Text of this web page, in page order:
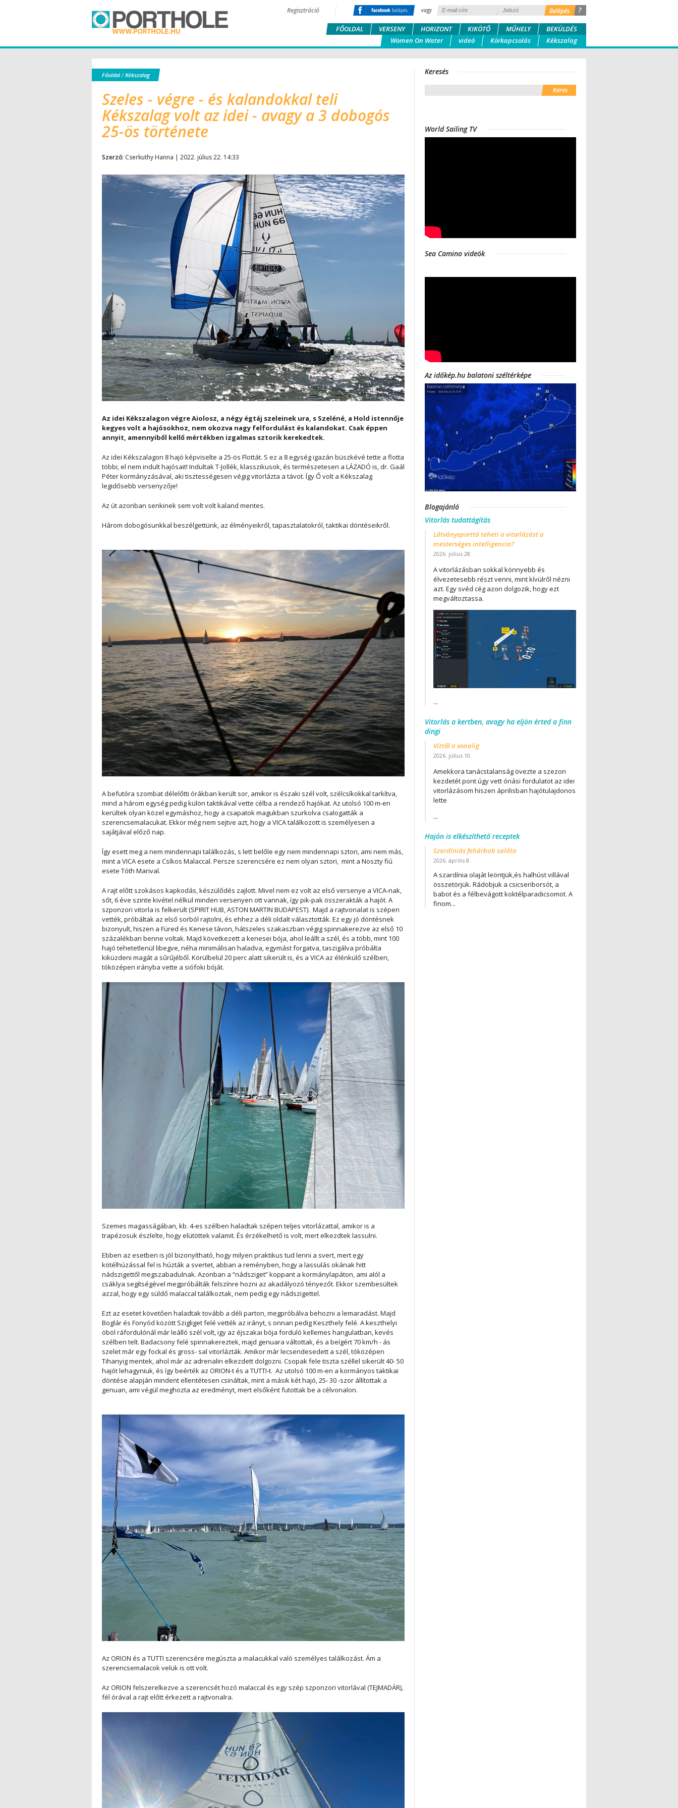
?
vagy
Regisztráció
FŐOLDAL VERSENY HORIZONT KIKÖTŐ MŰHELY
BEKÜLDÉS
Women On Water
videó Körkapcsolás Kékszalag
Főoldal/Kékszalag
Szeles - végre - és kalandokkal teli
Kékszalag volt az idei - avagy a 3 dobogós
25-ös története
Szerző: Cserkuthy Hanna | 2022. július 22. 14:33
Az idei Kékszalagon végre Aiolosz, a négy égtáj szeleinek ura, s Szeléné, a Hold istennője
kegyes volt a hajósokhoz, nem okozva nagy felfordulást és kalandokat. Csak éppen
annyit, amennyiből kellő mértékben izgalmas sztorik kerekedtek.
Az idei Kékszalagon 8 hajó képviselte a 25-ös Flottát. S ez a 8 egység igazán büszkévé tette a flotta
többi, el nem indult hajósait! Indultak T-Jollék, klasszikusok, és természetesen a LÁZADÓ is, dr. Gaál
Péter kormányzásával, aki tisztességesen végig vitorlázta a távot. Így Ő volt a Kékszalag
legidősebb versenyzője!
Az út azonban senkinek sem volt volt kaland mentes.
Három dobogósunkkal beszélgettünk, az élményeikről, tapasztalatokról, taktikai döntéseikről.
A befutóra szombat délelőtti órákban került sor, amikor is északi szél volt, szélcsíkokkal tarkítva,
mind a három egység pedig külön taktikával vette célba a rendező hajókat. Az utolsó 100 m-en
kerültek olyan közel egymáshoz, hogy a csapatok magukban szurkolva csalogatták a
szerencsemalacukat. Ekkor még nem sejtve azt, hogy a VICA találkozott is személyesen a
sajátjával előző nap.
Így esett meg a nem mindennapi találkozás, s lett belőle egy nem mindennapi sztori, ami nem más,
mint a VICA esete a Csíkos Malaccal. Persze szerencsére ez nem olyan sztori, mint a Noszty fiú
esete Tóth Marival.
A rajt előtt szokásos kapkodás, készülődés zajlott. Mivel nem ez volt az első versenye a VICA-nak,
sőt, 6 éve szinte kivétel nélkül minden versenyen ott vannak, így pik-pak összerakták a hajót. A
szponzori vitorla is felkerült (SPIRIT HUB, ASTON MARTIN BUDAPEST). Majd a rajtvonalat is szépen
vették, próbáltak az első sorból rajtolni, és ehhez a déli oldalt választották. Ez egy jó döntésnek
bizonyult, hiszen a Füred és Kenese távon, hátszeles szakaszban végig spinnakerezve az első 10
százalékban benne voltak. Majd következett a kenesei bója, ahol leállt a szél, és a több, mint 100
hajó tehetetlenül libegve, néha minimálisan haladva, egymást forgatva, taszigálva próbálta
kiküzdeni magát a sűrűjéből. Körülbelül 20 perc alatt sikerült is, és a VICA az élénkülő szélben,
tóközépen irányba vette a siófoki bóját.
Szemes magasságában, kb. 4-es szélben haladtak szépen teljes vitorlázattal, amikor is a
trapézosuk észlelte, hogy elütöttek valamit. És érzékelhető is volt, mert elkezdtek lassulni.
Ebben az esetben is jól bizonyítható, hogy milyen praktikus tud lenni a svert, mert egy
kötélhúzással fel is húzták a svertet, abban a reményben, hogy a lassulás okának hitt
nádszigettől megszabadulnak. Azonban a “nádsziget” koppant a kormánylapáton, ami alól a
csáklya segítségével megpróbálták felszínre hozni az akadályozó tényezőt. Ekkor szembesültek
azzal, hogy egy süldő malaccal találkoztak, nem pedig egy nádszigettel.
Ezt az esetet követően haladtak tovább a déli parton, megpróbálva behozni a lemaradást. Majd
Boglár és Fonyód között Szigliget felé vették az irányt, s onnan pedig Keszthely felé. A keszthelyi
öböl ráfordulónál már leálló szél volt, igy az éjszakai bója forduló kellemes hangulatban, kevés
szélben telt. Badacsony felé spinnakereztek, majd genuara váltottak, és a beígért 70 km/h - ás
szelet már egy fockal és gross- sal vitorlázták. Amikor már lecsendesedett a szél, tóközépen
Tihanyig mentek, ahol már az adrenalin elkezdett dolgozni. Csopak fele tiszta széllel sikerült 40- 50
hajót lehagyniuk, és így beérték az ORION-t és a TUTTI-t. Az utolsó 100 m-en a kormányos taktikai
döntése alapján mindent ellentétesen csináltak, mint a másik két hajó, 25- 30 -szor állítottak a
genuan, ami végül meghozta az eredményt, mert elsőként futottak be a célvonalon.
Az ORION és a TUTTI szerencsére megúszta a malacukkal való személyes találkozást. Ám a
szerencsemalacok velük is ott volt.
Az ORION felszerelkezve a szerencsét hozó malaccal és egy szép szponzori vitorlával (TEJMADÁR),
fél órával a rajt előtt érkezett a rajtvonalra.
Keresés
World Sailing TV
Sea Camino videók
Az időkép.hu balatoni széltérképe
Blogajánló
Vitorlás tudattágítás
Látványsporttá teheti a vitorlázást a
mesterséges intelligencia?
2026. július 28.
A vitorlázásban sokkal könnyebb és
élvezetesebb részt venni, mint kívülről nézni
azt. Egy svéd cég azon dolgozik, hogy ezt
megváltoztassa.
...
Vitorlás a kertben, avagy ha eljön érted a finn
dingi
Víztől a vonalig
2026. július 10.
Amekkora tanácstalanság övezte a szezon
kezdetét pont úgy vett óriási fordulatot az idei
vitorlázásom hiszen áprilisban hajótulajdonos
lette
...
Hajón is elkészíthető receptek
Szardíniás fehárbab saláta
2026. április 8.
A szardínia olaját leöntjük,és halhúst villával
összetörjük. Rádobjuk a csicseriborsót, a
babot és a félbevágott koktélparadicsomot. A
finom...